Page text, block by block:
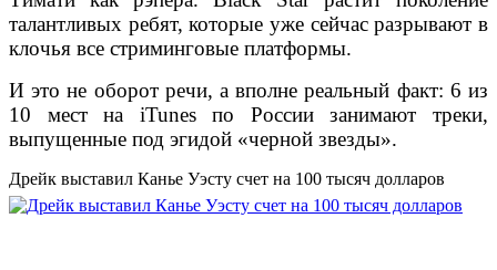
талантливых ребят, которые уже сейчас разрывают в
клочья все стриминговые платформы.
И это не оборот речи, а вполне реальный факт: 6 из
10 мест на iTunes по России занимают треки,
выпущенные под эгидой «черной звезды».
Дрейк выставил Канье Уэсту счет на 100 тысяч долларов